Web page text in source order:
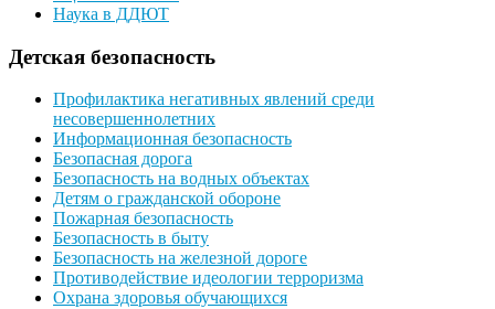
Наука в ДДЮТ
Детская безопасность
Профилактика негативных явлений среди
несовершеннолетних
Информационная безопасность
Безопасная дорога
Безопасность на водных объектах
Детям о гражданской обороне
Пожарная безопасность
Безопасность в быту
Безопасность на железной дороге
Противодействие идеологии терроризма
Охрана здоровья обучающихся